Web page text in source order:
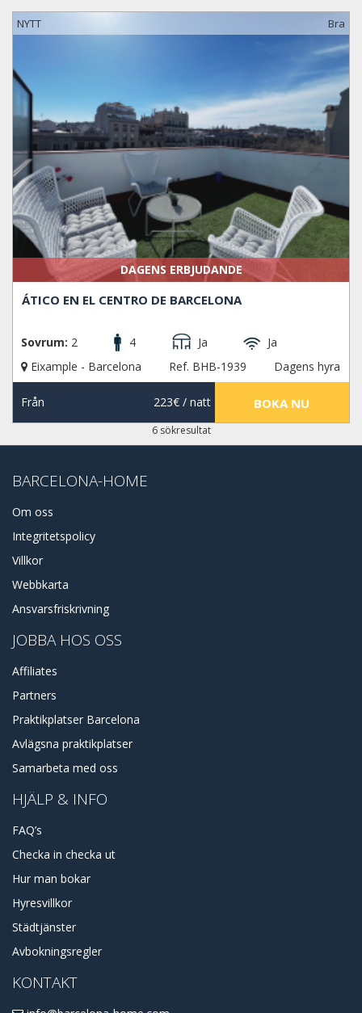
NYTT Bra
DAGENS ERBJUDANDE
ÁTICO EN EL CENTRO DE BARCELONA
Sovrum: 2 4 Ja
Ja
Eixample - Barcelona
Ref. BHB-1939 Dagens hyra
Från 223€/ natt BOKA NU
6 sökresultat
BARCELONA-HOME
Om oss
Integritetspolicy
Villkor
Webbkarta
Ansvarsfriskrivning
JOBBA HOS OSS
Affiliates
Partners
Praktikplatser Barcelona
Avlägsna praktikplatser
Samarbeta med oss
HJÄLP & INFO
FAQ’s
Checka in checka ut
Hur man bokar
Hyresvillkor
Städtjänster
Avbokningsregler
KONTAKT